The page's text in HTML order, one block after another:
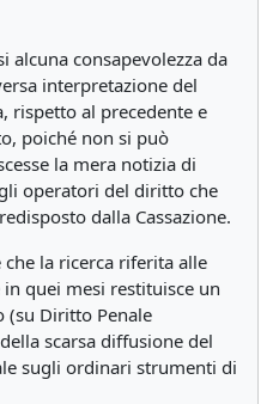
alcuna consapevolezza da
interpretazione del
rispetto al precedente e
poiché non si può
la mera notizia di
operatori del diritto che
dalla Cassazione.
la ricerca riferita alle
quei mesi restituisce un
(su Diritto Penale
scarsa diffusione del
sugli ordinari strumenti di